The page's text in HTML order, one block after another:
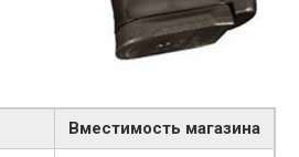
Вместимость магазина